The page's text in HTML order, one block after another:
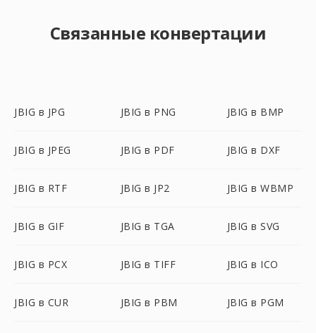
Связанные конвертации
JBIG в JPG JBIG в PNG JBIG в BMP
JBIG в JPEG JBIG в PDF JBIG в DXF
JBIG в RTF JBIG в JP2 JBIG в WBMP
JBIG в GIF JBIG в TGA JBIG в SVG
JBIG в PCX JBIG в TIFF JBIG в ICO
JBIG в CUR JBIG в PBM JBIG в PGM